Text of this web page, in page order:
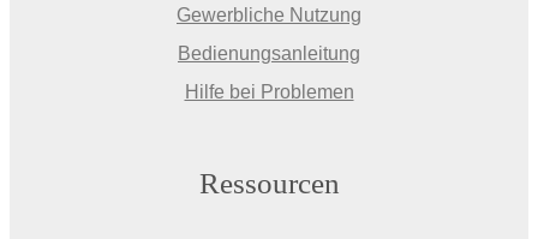
Gewerbliche Nutzung
Bedienungsanleitung
Hilfe bei Problemen
Ressourcen